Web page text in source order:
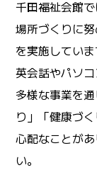
千田福祉会館
場所づくりに
を実施していま
英会話やパソ
多様な事業を
り」「健康づ
心配なことが
い。